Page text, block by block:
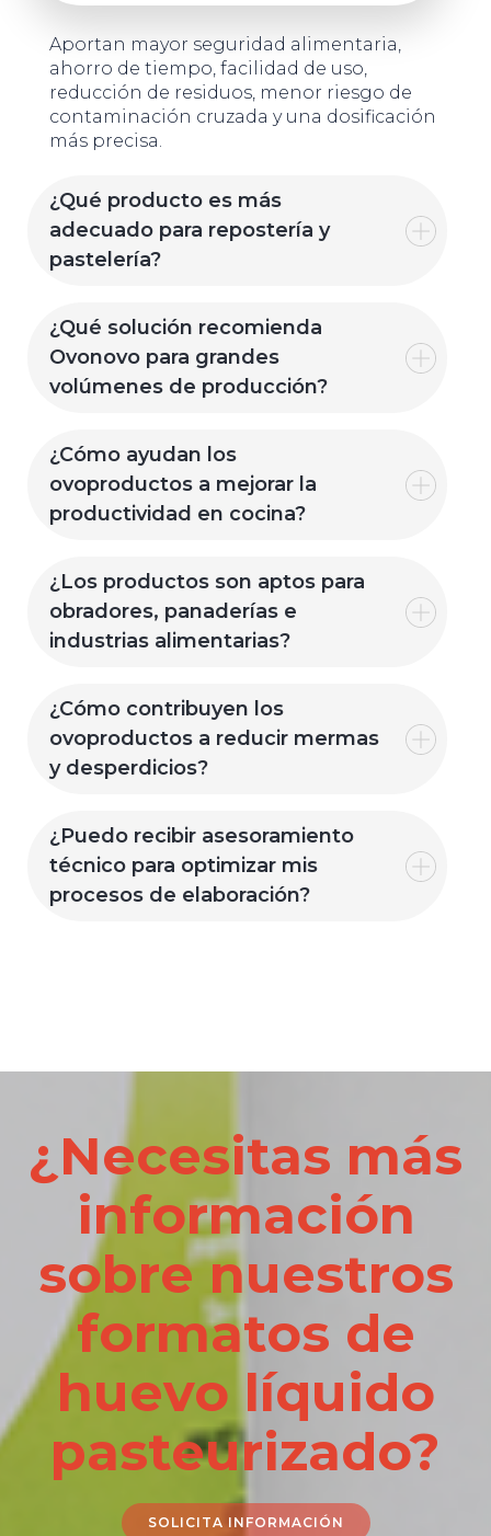
Aportan mayor seguridad alimentaria,
ahorro de tiempo, facilidad de uso,
reducción de residuos, menor riesgo de
contaminación cruzada y una dosificación
más precisa.
¿Qué producto es más
adecuado para repostería y
pastelería?
¿Qué solución recomienda
Ovonovo para grandes
volúmenes de producción?
¿Cómo ayudan los
ovoproductos a mejorar la
productividad en cocina?
¿Los productos son aptos para
obradores, panaderías e
industrias alimentarias?
¿Cómo contribuyen los
ovoproductos a reducir mermas
y desperdicios?
¿Puedo recibir asesoramiento
técnico para optimizar mis
procesos de elaboración?
¿Necesitas más
información
sobre nuestros
formatos de
huevo líquido
pasteurizado?
SOLICITA INFORMACIÓN